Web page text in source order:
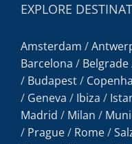
EXPLORE
Amsterdam /
Barcelona / Belgrade
/ Budapest/
/ Geneva / Ibiza /
Madrid / Milan /
/ Prague/ Rome/